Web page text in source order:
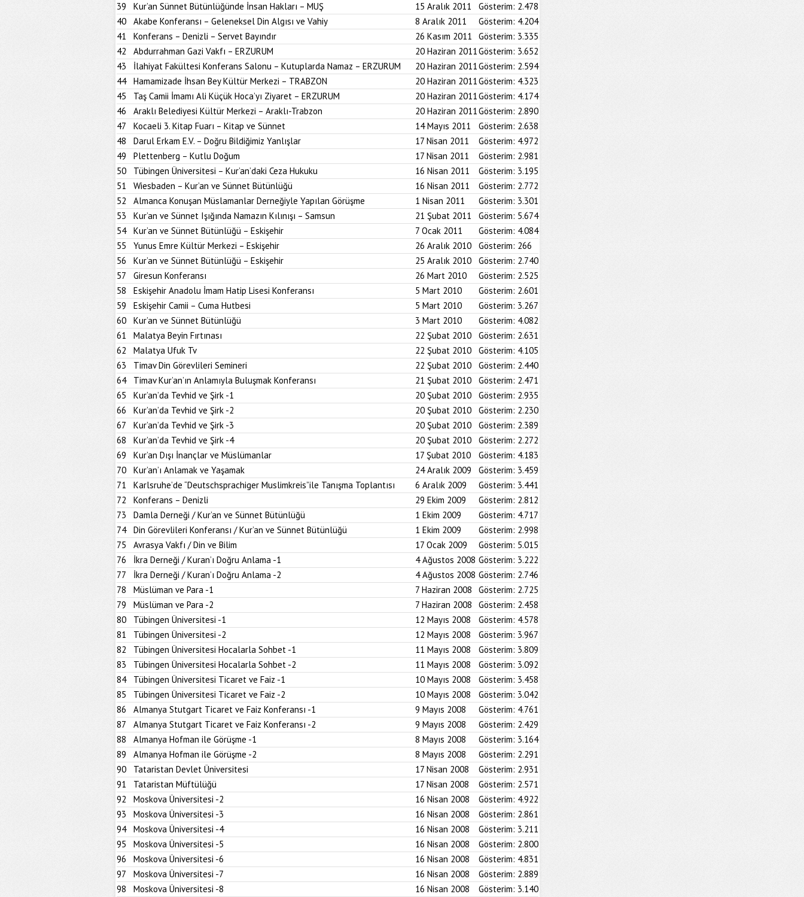
39
Kur’an Sünnet Bütünlüğünde İnsan Hakları – MUŞ 15 Aralık 2011 Gösterim: 2.478
40
Akabe Konferansı – Geleneksel Din Algısı ve Vahiy 8 Aralık 2011 Gösterim: 4.204
41
Konferans – Denizli – Servet Bayındır 26 Kasım 2011 Gösterim: 3.335
42
Abdurrahman Gazi Vakfı – ERZURUM 20 Haziran 2011Gösterim: 3.652
43
İlahiyat Fakültesi Konferans Salonu – Kutuplarda Namaz – ERZURUM 20 Haziran 2011Gösterim: 2.594
44
Hamamizade İhsan Bey Kültür Merkezi – TRABZON 20 Haziran 2011Gösterim: 4.323
45
Taş Camii İmamı Ali Küçük Hoca’yı Ziyaret – ERZURUM 20 Haziran 2011Gösterim: 4.174
46
Araklı Belediyesi Kültür Merkezi – Araklı-Trabzon 20 Haziran 2011Gösterim: 2.890
47
Kocaeli 3. Kitap Fuarı – Kitap ve Sünnet 14 Mayıs 2011 Gösterim: 2.638
48
Darul Erkam E.V. – Doğru Bildiğimiz Yanlışlar 17 Nisan 2011 Gösterim: 4.972
49
Plettenberg – Kutlu Doğum 17 Nisan 2011 Gösterim: 2.981
50
Tübingen Üniversitesi – Kur’an’daki Ceza Hukuku 16 Nisan 2011 Gösterim: 3.195
51
Wiesbaden – Kur’an ve Sünnet Bütünlüğü 16 Nisan 2011 Gösterim: 2.772
52
Almanca Konuşan Müslamanlar Derneğiyle Yapılan Görüşme 1 Nisan 2011 Gösterim: 3.301
53
Kur’an ve Sünnet Işığında Namazın Kılınışı – Samsun 21 Şubat 2011 Gösterim: 5.674
54
Kur’an ve Sünnet Bütünlüğü – Eskişehir 7 Ocak 2011 Gösterim: 4.084
55
Yunus Emre Kültür Merkezi – Eskişehir 26 Aralık 2010 Gösterim: 266
56
Kur’an ve Sünnet Bütünlüğü – Eskişehir 25 Aralık 2010 Gösterim: 2.740
57
Giresun Konferansı 26 Mart 2010 Gösterim: 2.525
58
Eskişehir Anadolu İmam Hatip Lisesi Konferansı 5 Mart 2010 Gösterim: 2.601
59
Eskişehir Camii – Cuma Hutbesi 5 Mart 2010 Gösterim: 3.267
60
Kur’an ve Sünnet Bütünlüğü 3 Mart 2010 Gösterim: 4.082
61
Malatya Beyin Fırtınası 22 Şubat 2010 Gösterim: 2.631
62
Malatya Ufuk Tv 22 Şubat 2010 Gösterim: 4.105
63
Timav Din Görevlileri Semineri 22 Şubat 2010 Gösterim: 2.440
64
Timav Kur’an’ın Anlamıyla Buluşmak Konferansı 21 Şubat 2010 Gösterim: 2.471
65
Kur’an’da Tevhid ve Şirk -1 20 Şubat 2010 Gösterim: 2.935
66
Kur’an’da Tevhid ve Şirk -2 20 Şubat 2010 Gösterim: 2.230
67
Kur’an’da Tevhid ve Şirk -3 20 Şubat 2010 Gösterim: 2.389
68
Kur’an’da Tevhid ve Şirk -4 20 Şubat 2010 Gösterim: 2.272
69
Kur’an Dışı İnançlar ve Müslümanlar 17 Şubat 2010 Gösterim: 4.183
70
Kur’an’ı Anlamak ve Yaşamak 24 Aralık 2009 Gösterim: 3.459
71
Karlsruhe’de “Deutschsprachiger Muslimkreis”ile Tanışma Toplantısı 6 Aralık 2009 Gösterim: 3.441
72
Konferans – Denizli 29 Ekim 2009 Gösterim: 2.812
73
Damla Derneği / Kur’an ve Sünnet Bütünlüğü 1 Ekim 2009 Gösterim: 4.717
74
Din Görevlileri Konferansı / Kur’an ve Sünnet Bütünlüğü 1 Ekim 2009 Gösterim: 2.998
75
Avrasya Vakfı / Din ve Bilim 17 Ocak 2009 Gösterim: 5.015
76
İkra Derneği / Kuran’ı Doğru Anlama -1 4 Ağustos 2008 Gösterim: 3.222
77
İkra Derneği / Kuran’ı Doğru Anlama -2 4 Ağustos 2008 Gösterim: 2.746
78
Müslüman ve Para -1 7 Haziran 2008 Gösterim: 2.725
79
Müslüman ve Para -2 7 Haziran 2008 Gösterim: 2.458
80
Tübingen Üniversitesi -1 12 Mayıs 2008 Gösterim: 4.578
81
Tübingen Üniversitesi -2 12 Mayıs 2008 Gösterim: 3.967
82
Tübingen Üniversitesi Hocalarla Sohbet -1 11 Mayıs 2008 Gösterim: 3.809
83
Tübingen Üniversitesi Hocalarla Sohbet -2 11 Mayıs 2008 Gösterim: 3.092
84
Tübingen Üniversitesi Ticaret ve Faiz -1 10 Mayıs 2008 Gösterim: 3.458
85
Tübingen Üniversitesi Ticaret ve Faiz -2 10 Mayıs 2008 Gösterim: 3.042
86
Almanya Stutgart Ticaret ve Faiz Konferansı -1 9 Mayıs 2008 Gösterim: 4.761
87
Almanya Stutgart Ticaret ve Faiz Konferansı -2 9 Mayıs 2008 Gösterim: 2.429
88
Almanya Hofman ile Görüşme -1 8 Mayıs 2008 Gösterim: 3.164
89
Almanya Hofman ile Görüşme -2 8 Mayıs 2008 Gösterim: 2.291
90
Tataristan Devlet Üniversitesi 17 Nisan 2008 Gösterim: 2.931
91
Tataristan Müftülüğü 17 Nisan 2008 Gösterim: 2.571
92
Moskova Üniversitesi -2 16 Nisan 2008 Gösterim: 4.922
93
Moskova Üniversitesi -3 16 Nisan 2008 Gösterim: 2.861
94
Moskova Üniversitesi -4 16 Nisan 2008 Gösterim: 3.211
95
Moskova Üniversitesi -5 16 Nisan 2008 Gösterim: 2.800
96
Moskova Üniversitesi -6 16 Nisan 2008 Gösterim: 4.831
97
Moskova Üniversitesi -7 16 Nisan 2008 Gösterim: 2.889
98
Moskova Üniversitesi -8 16 Nisan 2008 Gösterim: 3.140